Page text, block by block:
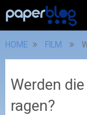
HOME FILM
Werden
ragen?